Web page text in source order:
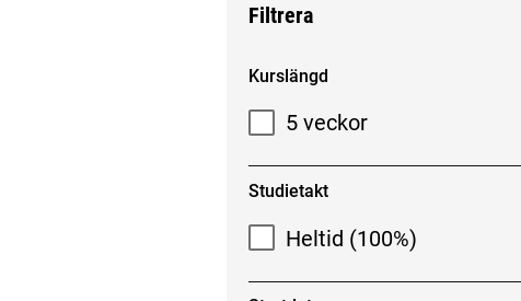
Filtrera
Filtrera sökresultat
Kurslängd
5 veckor
Studietakt
Heltid (100%)